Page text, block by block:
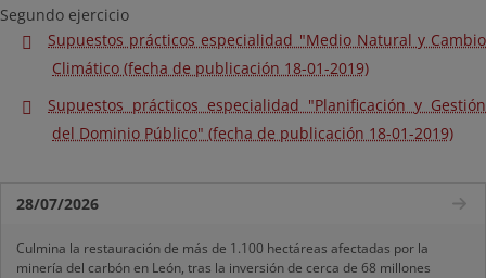
Segundo ejercicio
Supuestos prácticos especialidad "Medio Natural y Cambio
Climático (fecha de publicación 18-01-2019)
Supuestos prácticos especialidad "Planificación y Gestión
del Dominio Público" (fecha de publicación 18-01-2019)
28/07/2026
Culmina la restauración de más de 1.100 hectáreas afectadas por la
minería del carbón en León, tras la inversión de cerca de 68 millones